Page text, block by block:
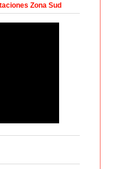
Zona Sud